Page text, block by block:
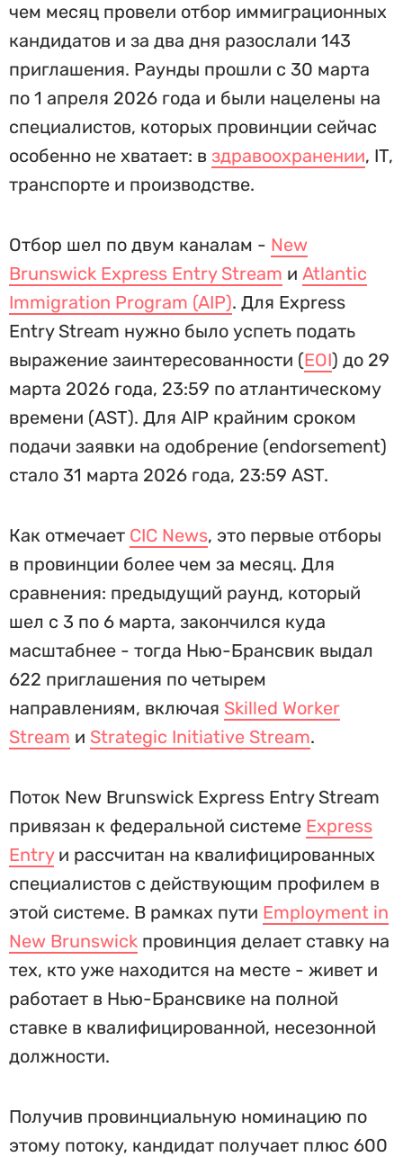
чем месяц провели отбор иммиграционных
кандидатов и за два дня разослали 143
приглашения. Раунды прошли с 30 марта
по 1 апреля 2026 года и были нацелены на
специалистов, которых провинции сейчас
особенно не хватает: в здравоохранении, IT,
транспорте и производстве.
Отбор шел по двум каналам - New
Brunswick Express Entry Stream и Atlantic
Immigration Program (AIP). Для Express
Entry Stream нужно было успеть подать
выражение заинтересованности (EOI) до 29
марта 2026 года, 23:59 по атлантическому
времени (AST). Для AIP крайним сроком
подачи заявки на одобрение (endorsement)
стало 31 марта 2026 года, 23:59 AST.
Как отмечает CIC News, это первые отборы
в провинции более чем за месяц. Для
сравнения: предыдущий раунд, который
шел с 3 по 6 марта, закончился куда
масштабнее - тогда Нью-Брансвик выдал
622 приглашения по четырем
направлениям, включая Skilled Worker
Stream и Strategic Initiative Stream.
Поток New Brunswick Express Entry Stream
привязан к федеральной системе Express
Entryи рассчитан на квалифицированных
специалистов с действующим профилем в
этой системе. В рамках пути Employment in
New Brunswick провинция делает ставку на
тех, кто уже находится на месте - живет и
работает в Нью-Брансвике на полной
ставке в квалифицированной, несезонной
должности.
Получив провинциальную номинацию по
этому потоку, кандидат получает плюс 600